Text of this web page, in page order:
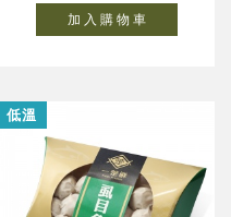
加 入 購 物 車
低溫